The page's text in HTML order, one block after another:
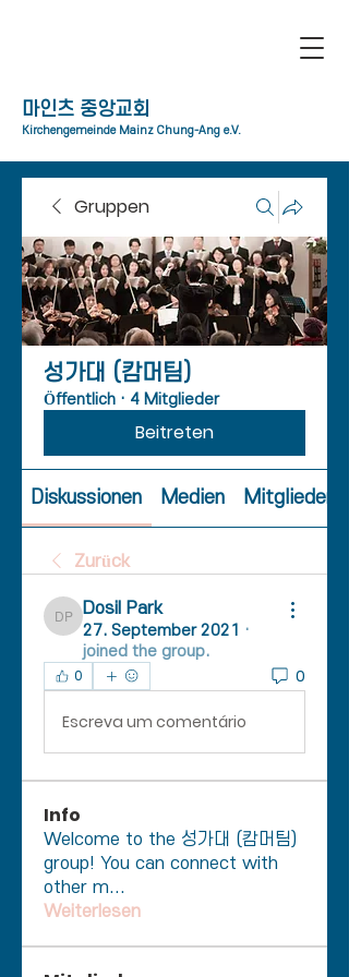
​마인츠 중앙교회
Kirchengemeinde Mainz Chung-Ang e.V.
Gruppen
성가대 (캄머팀)
Öffentlich · 4 Mitglieder
Beitreten
Diskussionen Medien Mitglieder
Zurück
Dosil Park
Dosil Park
27. September 2021 ·
joined the group.
0
0
Escreva um comentário
Info
Welcome to the 성가대 (캄머팀)
group! You can connect with
other m...
Weiterlesen